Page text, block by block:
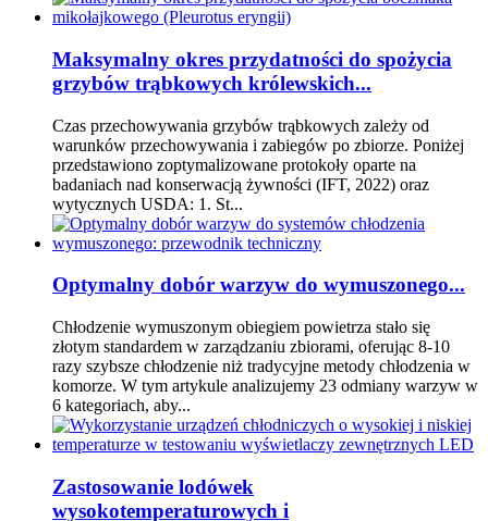
Maksymalny okres przydatności do spożycia
grzybów trąbkowych królewskich...
Czas przechowywania grzybów trąbkowych zależy od
warunków przechowywania i zabiegów po zbiorze. Poniżej
przedstawiono zoptymalizowane protokoły oparte na
badaniach nad konserwacją żywności (IFT, 2022) oraz
wytycznych USDA: 1. St...
Optymalny dobór warzyw do wymuszonego...
Chłodzenie wymuszonym obiegiem powietrza stało się
złotym standardem w zarządzaniu zbiorami, oferując 8-10
razy szybsze chłodzenie niż tradycyjne metody chłodzenia w
komorze. W tym artykule analizujemy 23 odmiany warzyw w
6 kategoriach, aby...
Zastosowanie lodówek
wysokotemperaturowych i